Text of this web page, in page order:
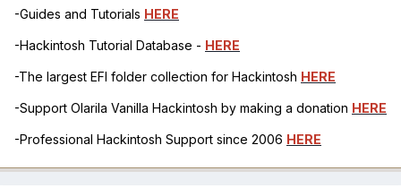
-Guides and Tutorials HERE
-Hackintosh Tutorial Database - HERE
-The largest EFI folder collection for Hackintosh HERE
-Support Olarila Vanilla Hackintosh by making a donation HERE
-Professional Hackintosh Support since 2006 HERE